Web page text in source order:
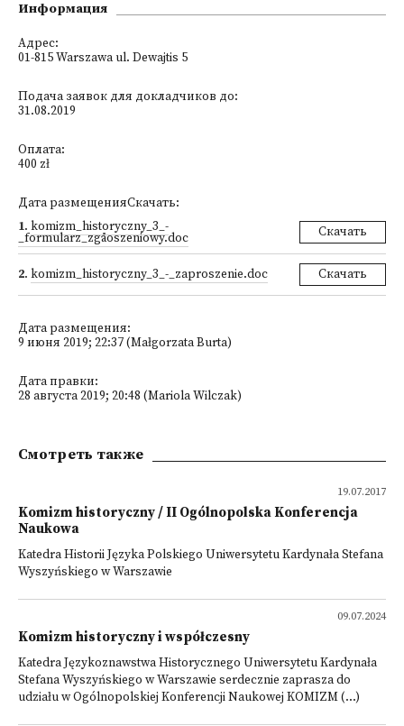
Информация
Адрес:
01-815 Warszawa ul. Dewajtis 5
Подача заявок для докладчиков до:
31.08.2019
Оплата:
400 zł
Дата размещенияСкачать:
1. komizm_historyczny_3_-
_formularz_zgåoszeniowy.doc Скачать
2. komizm_historyczny_3_-_zaproszenie.doc Скачать
Дата размещения:
9 июня 2019; 22:37 (Małgorzata Burta)
Дата правки:
28 августа 2019; 20:48 (Mariola Wilczak)
Смотреть также
19.07.2017
Komizm historyczny / II Ogólnopolska Konferencja
Naukowa
Katedra Historii Języka Polskiego Uniwersytetu Kardynała Stefana
Wyszyńskiego w Warszawie
09.07.2024
Komizm historyczny i współczesny
Katedra Językoznawstwa Historycznego Uniwersytetu Kardynała
Stefana Wyszyńskiego w Warszawie serdecznie zaprasza do
udziału w Ogólnopolskiej Konferencji Naukowej KOMIZM (...)